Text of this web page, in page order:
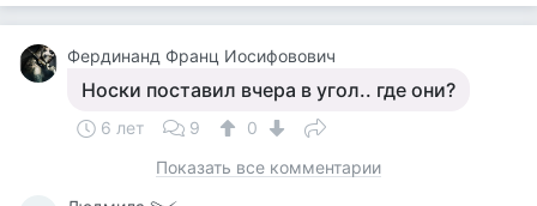
Фердинанд Франц Иосифовович
Носки поставил вчера в угол.. где они?
6 лет 9
0
Показать все комментарии